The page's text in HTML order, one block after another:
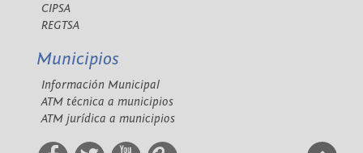
CIPSA
REGTSA
Municipios
Información Municipal
ATM técnica a municipios
ATM jurídica a municipios